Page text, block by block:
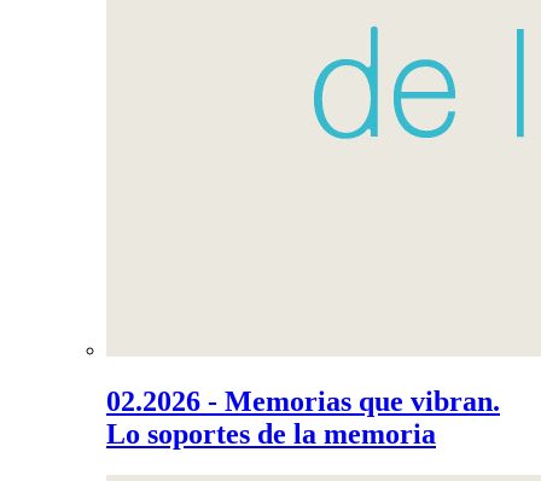
02.2026 - Memorias que vibran.
Lo soportes de la memoria